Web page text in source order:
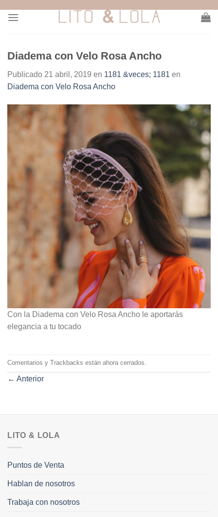
Diadema con Velo Rosa Ancho
Publicado 21 abril, 2019 en 1181 &veces; 1181 en
Diadema con Velo Rosa Ancho
Con la Diadema con Velo Rosa Ancho le aportarás
elegancia a tu tocado
Comentarios y Trackbacks están ahora cerrados.
← Anterior
LITO & LOLA
Puntos de Venta
Hablan de nosotros
Trabaja con nosotros